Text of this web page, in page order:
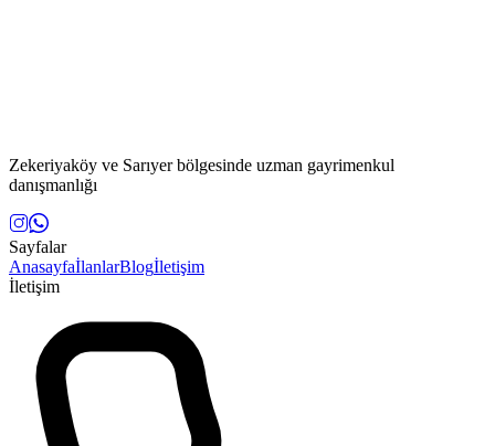
Zekeriyaköy ve Sarıyer bölgesinde uzman gayrimenkul
danışmanlığı
Sayfalar
AnasayfaİlanlarBlogİletişim
İletişim